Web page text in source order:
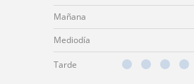
Mañana
Mediodía
Tarde